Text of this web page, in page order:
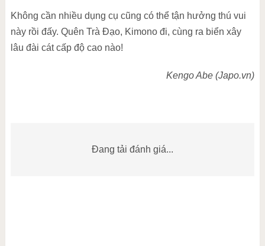
Không cần nhiều dụng cụ cũng có thể tận hưởng thú vui
này rồi đấy. Quên Trà Đạo, Kimono đi, cùng ra biển xây
lâu đài cát cấp độ cao nào!
Kengo Abe (Japo.vn)
Đang tải đánh giá...